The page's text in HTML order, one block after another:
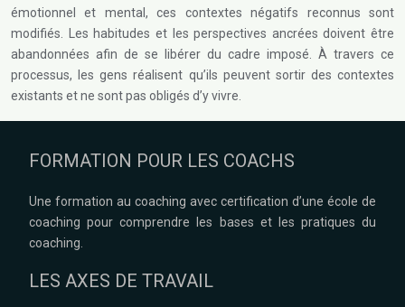
émotionnel et mental, ces contextes négatifs reconnus sont
modifiés. Les habitudes et les perspectives ancrées doivent être
abandonnées afin de se libérer du cadre imposé. À travers ce
processus, les gens réalisent qu’ils peuvent sortir des contextes
existants et ne sont pas obligés d’y vivre.
FORMATION POUR LES COACHS
Une formation au coaching avec certification d’une école de
coaching pour comprendre les bases et les pratiques du
coaching.
LES AXES DE TRAVAIL